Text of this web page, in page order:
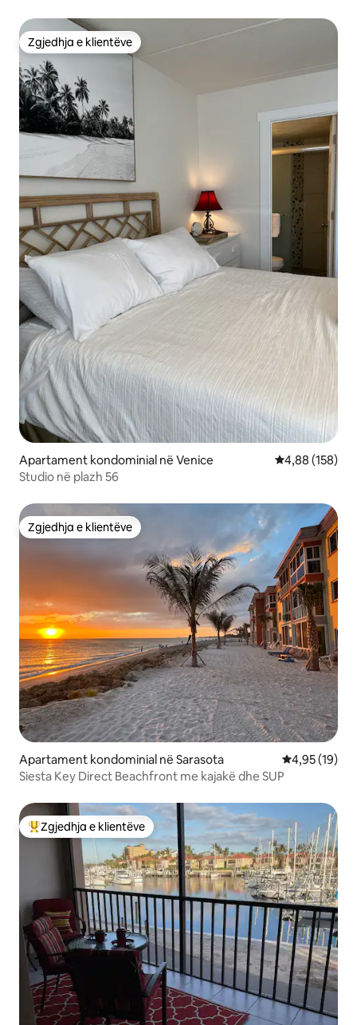
Zgjedhja e klientëve
Zgjedhja e klientëve
Apartament kondominial në Venice Vlerësimi
4,88 (158)
Studio në plazh 56
Zgjedhja e klientëve
Zgjedhja e klientëve
Apartament kondominial në Sarasota Vlerësimi
4,95 (19)
Siesta Key Direct Beachfront me kajakë dhe SUP
Më të mirat e zgjedhjeve të klientëve
Zgjedhja e klientëve